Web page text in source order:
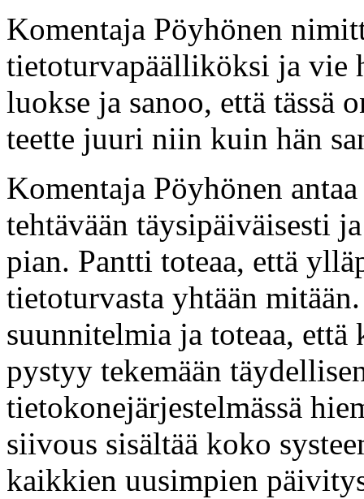
Komentaja Pöyhönen
tietoturvapäälliköksi ja vie
luokse ja sanoo, että tässä
teette juuri niin kuin hän
Komentaja Pöyhönen
tehtävään täysipäiväisesti
pian. Pantti toteaa, että
tietoturvasta yhtään
suunnitelmia ja toteaa,
pystyy tekemään
tietokonejärjestelmässä
siivous sisältää koko
kaikkien uusimpien